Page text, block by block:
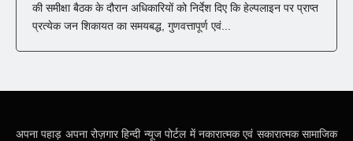
की समीक्षा बैठक के दौरान अधिकारियों को निर्देश दिए कि हेल्पलाइन पर प्राप्त
प्रत्येक जन शिकायत का समयबद्ध, गुणवत्तापूर्ण एवं...
अपना पहाड़ अपना रोज़गार हिन्दी न्यूज पोर्टल में नकारात्मक एवं सकारात्मक सामाजिक